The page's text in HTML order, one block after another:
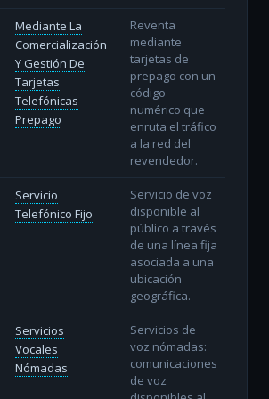
Mediante La
Comercialización
Y Gestión De
Tarjetas
Telefónicas
Prepago
Reventa
mediante
tarjetas de
prepago con un
código
numérico que
enruta el tráfico
a la red del
revendedor.
Servicio
Telefónico Fijo
Servicio de voz
disponible al
público a través
de una línea fija
asociada a una
ubicación
geográfica.
Servicios
Vocales
Nómadas
Servicios de
voz nómadas:
comunicaciones
de voz